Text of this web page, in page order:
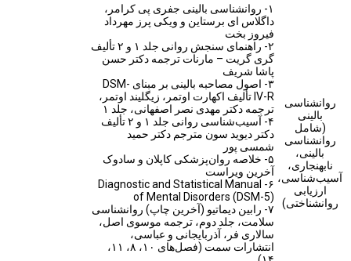
روانشناسی
بالینی
(شامل
روانشناسی
بالینی،
نابهنجاری،
آسیب‌شناسی،
ارزیابی
روانشناختی)
۱- روانشناسی بالینی جفری پی کرامر،
داگلاس ای برستاین و ویکی پرز مهرداد
فیروز بخت
۲- راهنمای سنجش روانی جلد ۱ و ۲ تألیف
گری گریت – مارنات ترجمه دکتر حسن
پاشا شریف
۳- اصول مصاحبه بالینی بر مبنای DSM-
IV-R تألیف اکهارت اوتمر، زیگلیند اوتمر،
ترجمه دکتر مهدی نصر اصفهانی، جلد ۱
۴- آسیب‌شناسی روانی جلد ۱ و ۲ تألیف
دکتر دیوید سون مترجم دکتر حمید
شمسی پور
۵- خلاصه روان‌پزشکی کاپلان و سادوک
آخرین ویراست
۶- Diagnostic and Statistical Manual
of Mental Disorders (DSM-5)
۷- رابین دیماتیو (آخرین چاپ) روانشناسی
سلامت، جلد دوم، ترجمه موسوی اصل،
سالاری فر، آذربایجانی و عباسی،
انتشارات سمت (فصل‌های ۱۰، ۸، ۱۱،